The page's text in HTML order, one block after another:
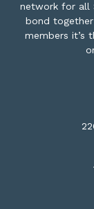
network for all
bond
members it’s